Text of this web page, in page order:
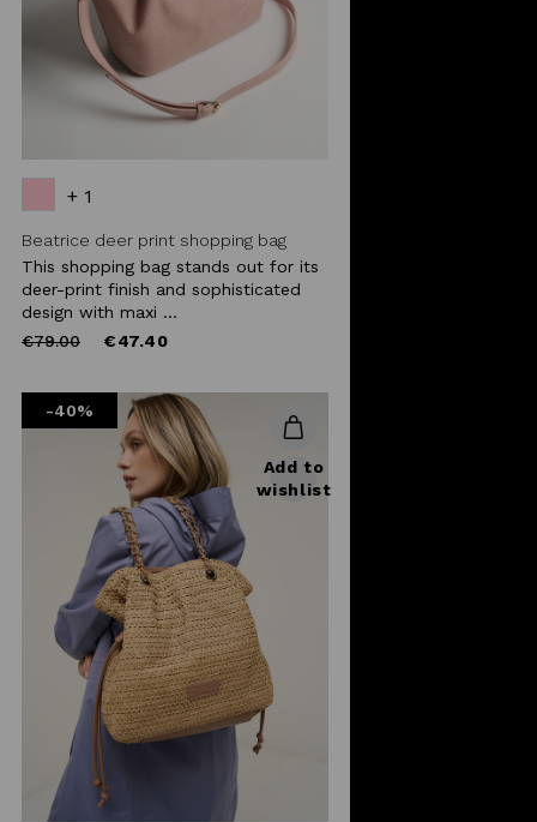
+ 1
Beatrice deer print shopping bag
This shopping bag stands out for its
deer-print finish and sophisticated
design with maxi ...
Price
€79.00to €47.40
-40%
Add to
wishlist